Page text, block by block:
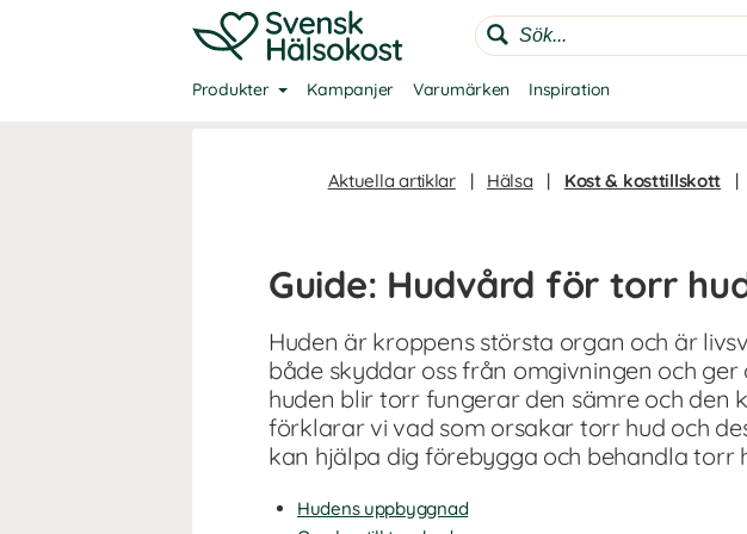
Produkter Kampanjer Varumärken Inspiration
Aktuella artiklar | Hälsa | Kost & kosttillskott |
Guide: Hudvård för torr
Huden är kroppens största organ och är
både skyddar oss från omgivningen och
huden blir torr fungerar den sämre och den
förklarar vi vad som orsakar torr hud och
kan hjälpa dig förebygga och behandla torr
Hudens uppbyggnad